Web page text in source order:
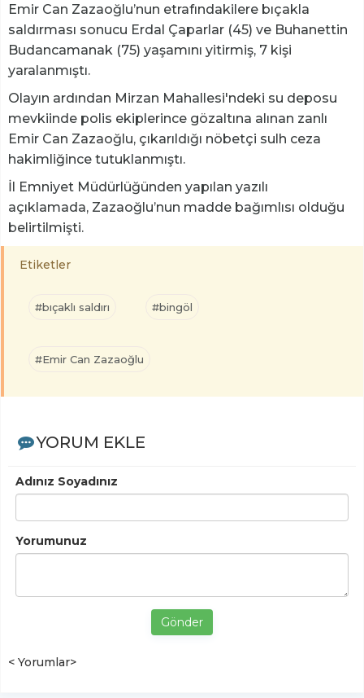
Emir Can Zazaoğlu’nun etrafındakilere bıçakla
saldırması sonucu Erdal Çaparlar (45) ve Buhanettin
Budancamanak (75) yaşamını yitirmiş, 7 kişi
yaralanmıştı.
Olayın ardından Mirzan Mahallesi'ndeki su deposu
mevkiinde polis ekiplerince gözaltına alınan zanlı
Emir Can Zazaoğlu, çıkarıldığı nöbetçi sulh ceza
hakimliğince tutuklanmıştı.
İl Emniyet Müdürlüğünden yapılan yazılı
açıklamada, Zazaoğlu’nun madde bağımlısı olduğu
belirtilmişti.
Etiketler
#bıçaklı saldırı #bingöl
#Emir Can Zazaoğlu
YORUM EKLE
Adınız Soyadınız
Yorumunuz
Gönder
< Yorumlar>